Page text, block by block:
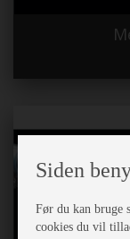
Siden
Før du kan bruge
cookies du vil